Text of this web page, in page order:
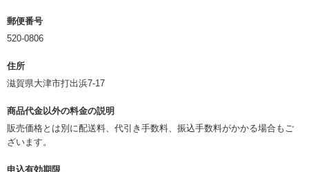
郵便番号
520-0806
住所
滋賀県大津市打出浜7-17
商品代金以外の料金の説明
販売価格とは別に配送料、代引き手数料、振込手数料がかかる場合もご
ざいます。
申込有効期限